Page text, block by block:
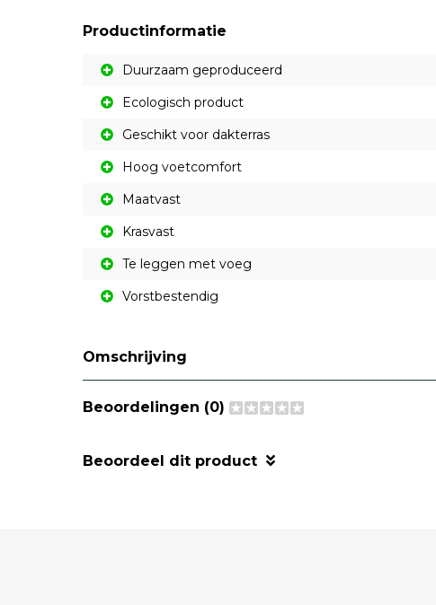
Productinformatie
Duurzaam geproduceerd
Ecologisch product
Geschikt voor dakterras
Hoog voetcomfort
Maatvast
Krasvast
Te leggen met voeg
Vorstbestendig
Omschrijving
Beoordelingen (0)
Beoordeel dit product